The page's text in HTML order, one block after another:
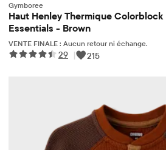
Gymboree
Haut Henley Thermique
Essentials - Brown
VENTE FINALE : Aucun retour ni échange.
29 | 215